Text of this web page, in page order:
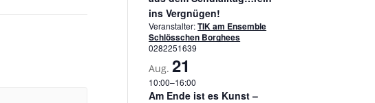
ins Vergnügen!
Veranstalter:TIK am Ensemble
Schlösschen Borghees
0282251639
Aug.21
10:00–16:00
Am Ende ist es Kunst –